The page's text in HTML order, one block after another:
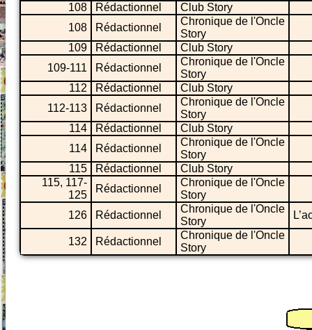
108
Rédactionnel
Club Story
108
Rédactionnel
Chronique de l'Oncle
Story
109
Rédactionnel
Club Story
109-111
Rédactionnel
Chronique de l'Oncle
Story
112
Rédactionnel
Club Story
112-113
Rédactionnel
Chronique de l'Oncle
Story
114
Rédactionnel
Club Story
114
Rédactionnel
Chronique de l'Oncle
Story
115
Rédactionnel
Club Story
115, 117-
125
Rédactionnel
Chronique de l'Oncle
Story
126
Rédactionnel
Chronique de l'Oncle
Story
132 Rédactionnel
Chronique de l'Oncle
Story